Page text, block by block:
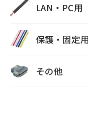
LAN・PC用
保護・固定用
その他